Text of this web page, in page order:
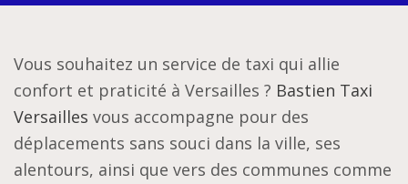
Vous souhaitez un service de taxi qui allie
confort et praticité à Versailles ? Bastien Taxi
Versailles vous accompagne pour des
déplacements sans souci dans la ville, ses
alentours, ainsi que vers des communes comme